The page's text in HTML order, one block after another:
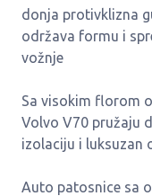
donja protivklizna
održava formu i
vožnje
Sa visokim florom
Volvo V70 pružaju
izolaciju i luksuzan
Auto patosnice sa